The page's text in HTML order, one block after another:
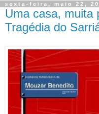
sexta-feira, maio 22,
Uma casa, muita
Tragédia do